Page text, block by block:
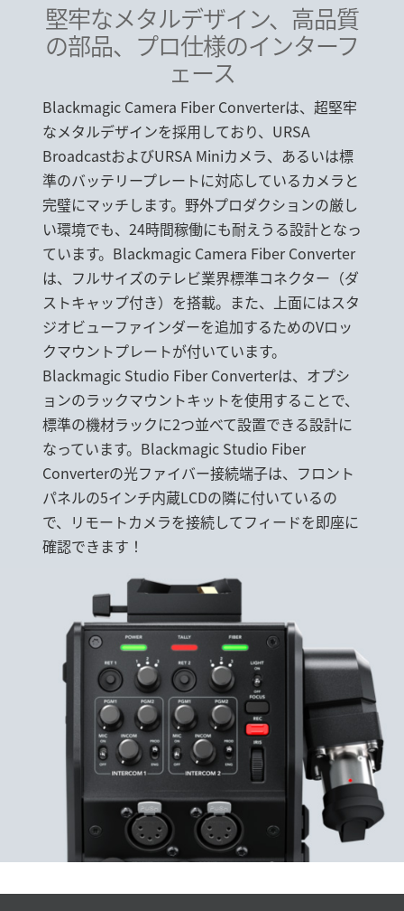
堅牢なメタルデザイン、 高品質
の部品、プロ仕様のインターフ
ェース
Blackmagic Camera Fiber Converterは、超堅牢
なメタルデザインを採用しており、URSA
BroadcastおよびURSA Miniカメラ、あるいは標
準のバッテリープレートに対応しているカメラと
完璧にマッチします。野外プロダクションの厳し
い環境でも、24時間稼働にも耐えうる設計となっ
ています。Blackmagic Camera Fiber Converter
は、フルサイズのテレビ業界標準コネクター（ダ
ストキャップ付き）を搭載。また、上面にはスタ
ジオビューファインダーを追加するためのVロッ
クマウントプレートが付いています。
Blackmagic Studio Fiber Converterは、オプシ
ョンのラックマウントキットを使用することで、
標準の機材ラックに2つ並べて設置できる設計に
なっています。Blackmagic Studio Fiber
Converterの光ファイバー接続端子は、フロント
パネルの5インチ内蔵LCDの隣に付いているの
で、リモートカメラを接続してフィードを即座に
確認できます！